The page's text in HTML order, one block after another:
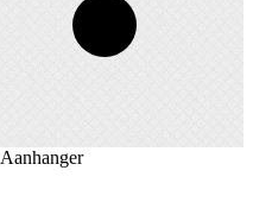
Aanhanger